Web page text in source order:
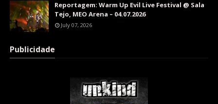
Reportagem: Warm Up Evil Live Festival @ Sala
Tejo, MEO Arena – 04.07.2026
July 07, 2026
Publicidade